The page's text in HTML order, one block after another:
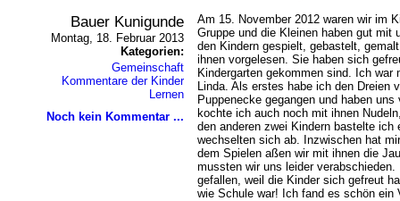
Bauer Kunigunde
Montag, 18. Februar 2013
Kategorien:
Gemeinschaft
Kommentare der Kinder
Lernen
Noch kein Kommentar ...
Am 15. November 2012 waren wir im
Gruppe und die Kleinen haben gut mit
den Kindern gespielt, gebastelt,
ihnen vorgelesen. Sie haben sich
Kindergarten gekommen sind. Ich war
Linda. Als erstes habe ich den Dreien
Puppenecke gegangen und haben
kochte ich auch noch mit ihnen
den anderen zwei Kindern bastelte ich
wechselten sich ab. Inzwischen hat
dem Spielen aßen wir mit ihnen die
mussten wir uns leider
gefallen, weil die Kinder sich gefreut
wie Schule war! Ich fand es schön ein